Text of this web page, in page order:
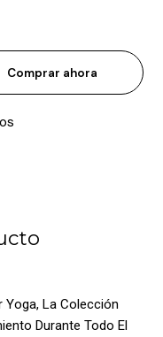
Comprar ahora
Yoga, La Colección
Durante Todo El